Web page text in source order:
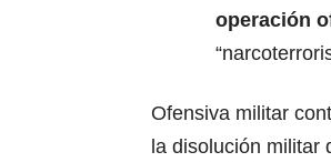
operación
Ofensiva militar
la disolución militar